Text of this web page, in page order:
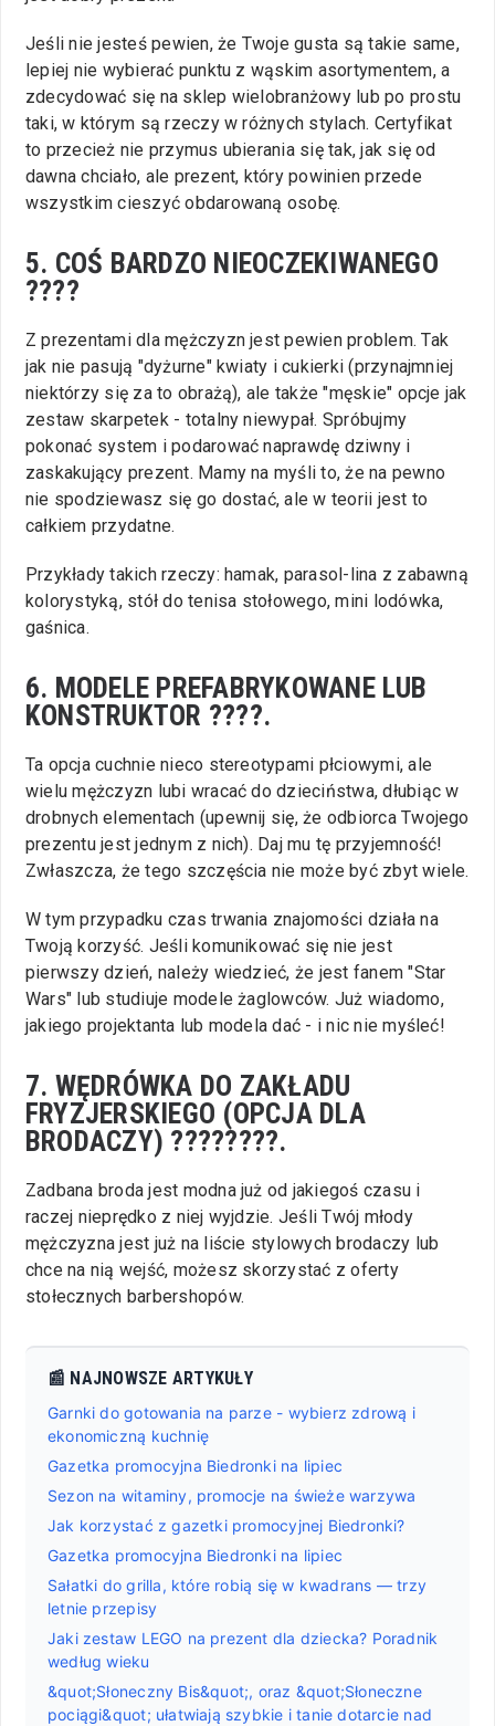
Jeśli nie jesteś pewien, że Twoje gusta są takie same,
lepiej nie wybierać punktu z wąskim asortymentem, a
zdecydować się na sklep wielobranżowy lub po prostu
taki, w którym są rzeczy w różnych stylach. Certyfikat
to przecież nie przymus ubierania się tak, jak się od
dawna chciało, ale prezent, który powinien przede
wszystkim cieszyć obdarowaną osobę.
5. COŚ BARDZO NIEOCZEKIWANEGO
????
Z prezentami dla mężczyzn jest pewien problem. Tak
jak nie pasują "dyżurne" kwiaty i cukierki (przynajmniej
niektórzy się za to obrażą), ale także "męskie" opcje jak
zestaw skarpetek - totalny niewypał. Spróbujmy
pokonać system i podarować naprawdę dziwny i
zaskakujący prezent. Mamy na myśli to, że na pewno
nie spodziewasz się go dostać, ale w teorii jest to
całkiem przydatne.
Przykłady takich rzeczy: hamak, parasol-lina z zabawną
kolorystyką, stół do tenisa stołowego, mini lodówka,
gaśnica.
6. MODELE PREFABRYKOWANE LUB
KONSTRUKTOR ????.
Ta opcja cuchnie nieco stereotypami płciowymi, ale
wielu mężczyzn lubi wracać do dzieciństwa, dłubiąc w
drobnych elementach (upewnij się, że odbiorca Twojego
prezentu jest jednym z nich). Daj mu tę przyjemność!
Zwłaszcza, że tego szczęścia nie może być zbyt wiele.
W tym przypadku czas trwania znajomości działa na
Twoją korzyść. Jeśli komunikować się nie jest
pierwszy dzień, należy wiedzieć, że jest fanem "Star
Wars" lub studiuje modele żaglowców. Już wiadomo,
jakiego projektanta lub modela dać - i nic nie myśleć!
7. WĘDRÓWKA DO ZAKŁADU
FRYZJERSKIEGO (OPCJA DLA
BRODACZY) ????????.
Zadbana broda jest modna już od jakiegoś czasu i
raczej nieprędko z niej wyjdzie. Jeśli Twój młody
mężczyzna jest już na liście stylowych brodaczy lub
chce na nią wejść, możesz skorzystać z oferty
stołecznych barbershopów.
📰 NAJNOWSZE ARTYKUŁY
Garnki do gotowania na parze - wybierz zdrową i
ekonomiczną kuchnię
Gazetka promocyjna Biedronki na lipiec
Sezon na witaminy, promocje na świeże warzywa
Jak korzystać z gazetki promocyjnej Biedronki?
Gazetka promocyjna Biedronki na lipiec
Sałatki do grilla, które robią się w kwadrans — trzy
letnie przepisy
Jaki zestaw LEGO na prezent dla dziecka? Poradnik
według wieku
&quot;Słoneczny Bis&quot;, oraz &quot;Słoneczne
pociągi&quot; ułatwiają szybkie i tanie dotarcie nad